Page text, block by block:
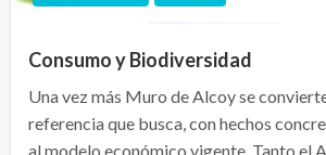
Consumo y Biodiversidad
Una vez más Muro de Alcoy se
referencia que busca, con hechos
al modelo económico vigente. Tanto el